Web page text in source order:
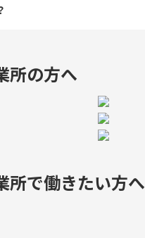
所の方へ
所で働きたい方へ